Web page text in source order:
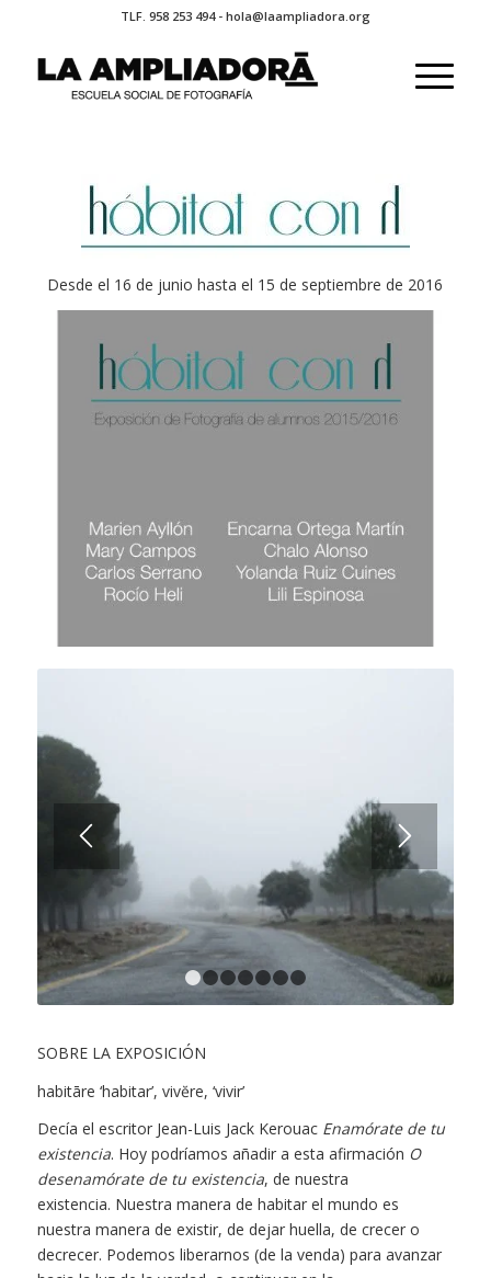
TLF. 958 253 494 - hola@laampliadora.org
Desde el 16 de junio hasta el 15 de septiembre de 2016
1 5 6 7
SOBRE LA EXPOSICIÓN
habitāre ‘habitar’, vivĕre, ‘vivir’
Decía el escritor Jean-Luis Jack Kerouac Enamórate de tu
existencia. Hoy podríamos añadir a esta afirmación O
desenamórate de tu existencia, de nuestra
existencia. Nuestra manera de habitar el mundo es
nuestra manera de existir, de dejar huella, de crecer o
decrecer. Podemos liberarnos (de la venda) para avanzar